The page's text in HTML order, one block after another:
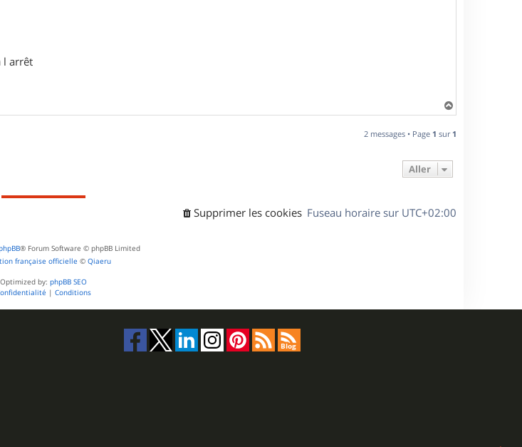
l arrêt
a
t
2 messages • Page 1 sur 1
Aller
Fuseau horaire sur UTC+02:00
Supprimer les cookies
® Forum Software © phpBB Limited
française officielle © Qiaeru
Optimized by: phpBB SEO
| Conditions